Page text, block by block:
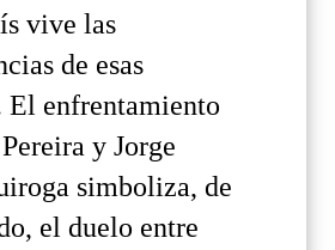
vive las
de esas
El enfrentamiento
y Jorge
simboliza, de
el duelo entre